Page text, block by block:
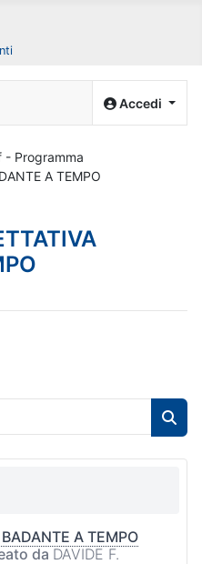
Accedi
- Programma
A TEMPO
A TEMPO
da DAVIDE F.